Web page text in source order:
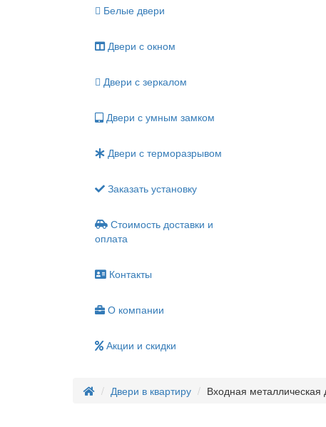
Белые двери
Двери с окном
Двери с зеркалом
Двери с умным замком
Двери с терморазрывом
Заказать установку
Стоимость доставки и
оплата
Контакты
О компании
Акции и скидки
Двери в квартиру Входная